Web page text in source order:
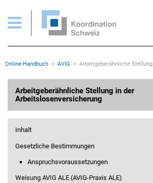
Wichtige Seiten
Home
Inhalt
Sitemap
Rootline Navigation
Online-Handbuch AVIG Arbeitgeberähnliche Stellung
Arbeitgeberähnliche Stellung in der
Arbeitslosenversicherung
Inhalt
Gesetzliche Bestimmungen
Anspruchsvoraussetzungen
Weisung AVIG ALE (AVIG-Praxis ALE)